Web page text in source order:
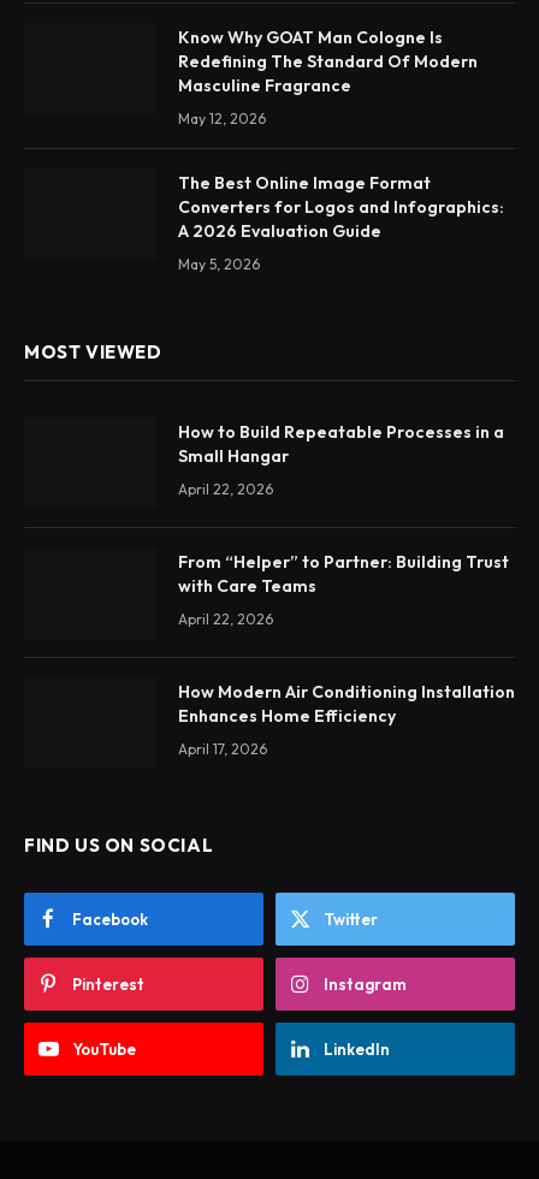
Know Why GOAT Man Cologne Is
Redefining The Standard Of Modern
Masculine Fragrance
May 12, 2026
The Best Online Image Format
Converters for Logos and Infographics:
A 2026 Evaluation Guide
May 5, 2026
MOST VIEWED
How to Build Repeatable Processes in a
Small Hangar
April 22, 2026
From “Helper” to Partner: Building Trust
with Care Teams
April 22, 2026
How Modern Air Conditioning Installation
Enhances Home Efficiency
April 17, 2026
FIND US ON SOCIAL
Facebook Twitter
Pinterest Instagram
YouTube LinkedIn